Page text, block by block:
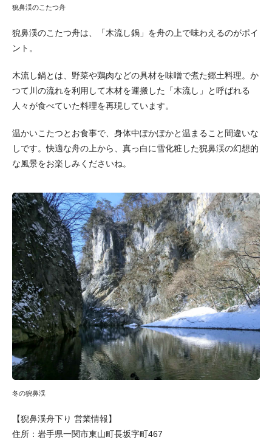
猊鼻渓のこたつ舟
猊鼻渓のこたつ舟は、「木流し鍋」を舟の上で味わえるのがポイ
ント。
木流し鍋とは、野菜や鶏肉などの具材を味噌で煮た郷土料理。か
つて川の流れを利用して木材を運搬した「木流し」と呼ばれる
人々が食べていた料理を再現しています。
温かいこたつとお食事で、身体中ぽかぽかと温まること間違いな
しです。快適な舟の上から、真っ白に雪化粧した猊鼻渓の幻想的
な風景をお楽しみくださいね。
冬の猊鼻渓
【猊鼻渓舟下り 営業情報】
住所：岩手県一関市東山町長坂字町467